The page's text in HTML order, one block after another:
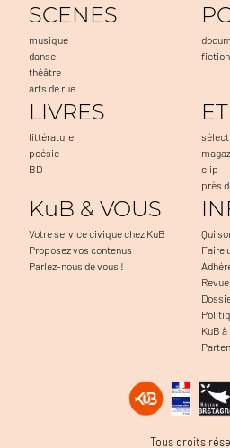
SCENES
musique
danse
théâtre
arts de rue
fiction
LIVRES
littérature
poésie
BD
clip
près
KuB & VOUS
Votre service civique chez KuB
Proposez vos contenus
Parlez-nous de vous !
Qui
Faire
KuB
Tous droits